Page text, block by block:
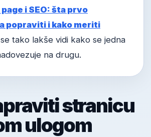
i SEO: šta prvo
popraviti i kako meriti
tako lakše vidi kako se jedna
na drugu.
stranicu
ulogom